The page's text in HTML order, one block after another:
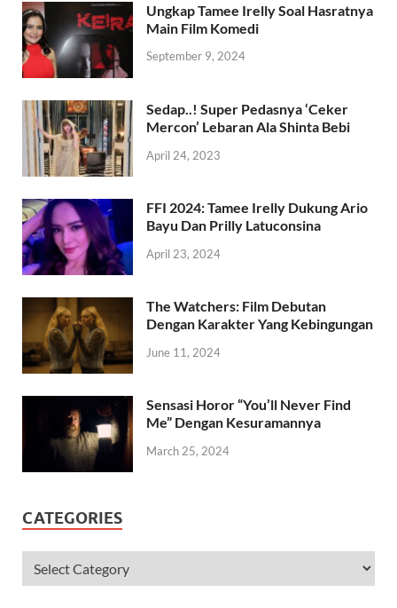
Ungkap Tamee Irelly Soal Hasratnya
Main Film Komedi
September 9, 2024
Sedap..! Super Pedasnya ‘Ceker
Mercon’ Lebaran Ala Shinta Bebi
April 24, 2023
FFI 2024: Tamee Irelly Dukung Ario
Bayu Dan Prilly Latuconsina
April 23, 2024
The Watchers: Film Debutan
Dengan Karakter Yang Kebingungan
June 11, 2024
Sensasi Horor “You’ll Never Find
Me” Dengan Kesuramannya
March 25, 2024
CATEGORIES